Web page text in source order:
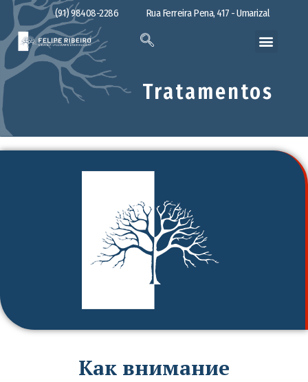
(91) 98408-2286 Rua Ferreira Pena, 417 - Umarizal
Tratamentos
Как внимание